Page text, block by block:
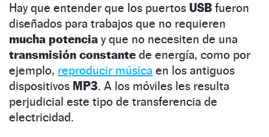
Hay que entender que los puertos USB fueron
diseñados para trabajos que no requieren
mucha potencia y que no necesiten de una
transmisión constante de energía, como por
ejemplo, reproducir música en los antiguos
dispositivos MP3. A los móviles les resulta
perjudicial este tipo de transferencia de
electricidad.